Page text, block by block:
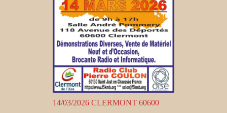
14/03/2026 CLERMONT 60600